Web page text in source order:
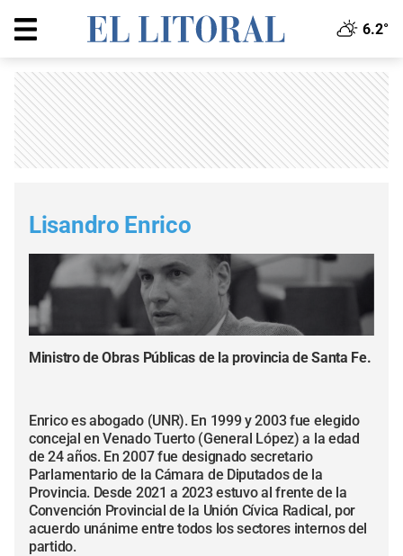
6.2°
Lisandro Enrico
Ministro de Obras Públicas de la provincia de Santa Fe.
Enrico es abogado (UNR). En 1999 y 2003 fue elegido
concejal en Venado Tuerto (General López) a la edad
de 24 años. En 2007 fue designado secretario
Parlamentario de la Cámara de Diputados de la
Provincia. Desde 2021 a 2023 estuvo al frente de la
Convención Provincial de la Unión Cívica Radical, por
acuerdo unánime entre todos los sectores internos del
partido.